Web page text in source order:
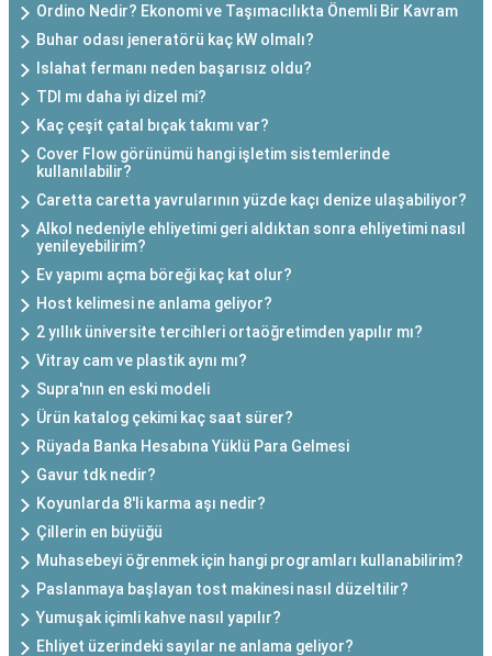
Ordino Nedir? Ekonomi ve Taşımacılıkta Önemli Bir Kavram
Buhar odası jeneratörü kaç kW olmalı?
Islahat fermanı neden başarısız oldu?
TDI mı daha iyi dizel mi?
Kaç çeşit çatal bıçak takımı var?
Cover Flow görünümü hangi işletim sistemlerinde
kullanılabilir?
Caretta caretta yavrularının yüzde kaçı denize ulaşabiliyor?
Alkol nedeniyle ehliyetimi geri aldıktan sonra ehliyetimi nasıl
yenileyebilirim?
Ev yapımı açma böreği kaç kat olur?
Host kelimesi ne anlama geliyor?
2 yıllık üniversite tercihleri ortaöğretimden yapılır mı?
Vitray cam ve plastik aynı mı?
Supra'nın en eski modeli
Ürün katalog çekimi kaç saat sürer?
Rüyada Banka Hesabına Yüklü Para Gelmesi
Gavur tdk nedir?
Koyunlarda 8'li karma aşı nedir?
Çillerin en büyüğü
Muhasebeyi öğrenmek için hangi programları kullanabilirim?
Paslanmaya başlayan tost makinesi nasıl düzeltilir?
Yumuşak içimli kahve nasıl yapılır?
Ehliyet üzerindeki sayılar ne anlama geliyor?